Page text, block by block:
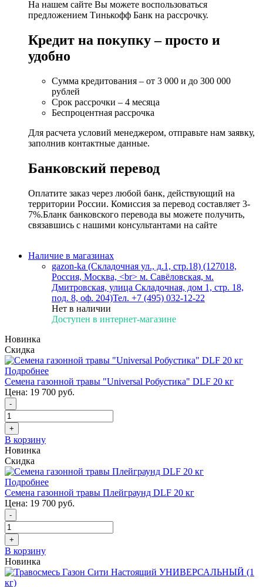
На нашем сайте Вы можете воспользоваться
предложением Тинькофф Банк на рассрочку.
Кредит на покупку – просто и
удобно
Сумма кредитования – от 3 000 и до 300 000
рублей
Срок рассрочки – 4 месяца
Беспроцентная рассрочка
Для расчета условий менеджером, отправьте нам заявку,
заполнив контактные данные.
Банковский перевод
Оплатите заказ через любой банк, действующий на
территории России. Комиссия за перевод составляет 3-
7%.Бланк банковского перевода вы можете получить,
связавшись с нашими консультантами на сайте
Наличие в магазинах
gazon-ka (Складочная ул., д.1, стр.18) (127018,
Россия, Москва, <br> м. Савёловская, м.
Дмитровская, улица Складочная, дом 1, стр. 18,
под. 8, оф. 204)Тел. +7 (495) 032-12-22
Нет в наличии
Доступен в интернет-магазине
Новинка
Скидка
Подробнее
Семена газонной травы "Universal Робустика" DLF 20 кг
Цена: 19 700 руб.
-
+
В корзину
Новинка
Скидка
Подробнее
Семена газонной травы Плейграунд DLF 20 кг
Цена: 19 700 руб.
-
+
В корзину
Новинка